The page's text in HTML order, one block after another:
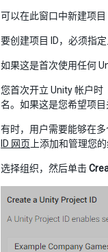
可以在此窗口中新建项目
要创建项目 ID，必须指
如果这是首次使用任何
您首次开立 Unity 帐户时
名。如果这是您希望项
有时，用户需要能够在
ID 网页 上添加和管理您
选择组织，然后单击